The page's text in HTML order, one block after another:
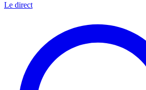
Le direct